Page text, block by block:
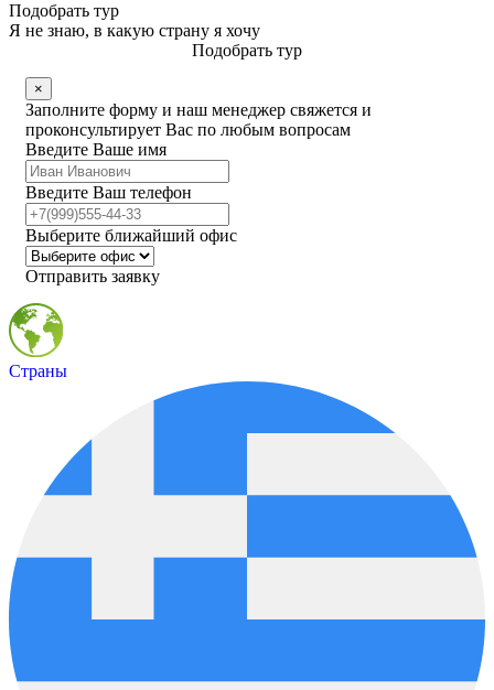
Подобрать тур
Я не знаю, в какую страну я хочу
Подобрать тур
×
Заполните форму и наш менеджер свяжется и
проконсультирует Вас по любым вопросам
Введите Ваше имя
Введите Ваш телефон
Выберите ближайший офис
Отправить заявку
Страны